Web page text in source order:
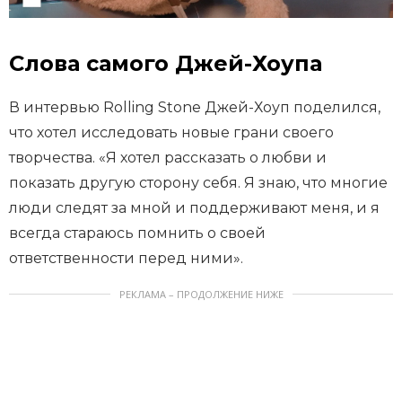
Слова самого Джей-Хоупа
В интервью Rolling Stone Джей-Хоуп поделился,
что хотел исследовать новые грани своего
творчества. «Я хотел рассказать о любви и
показать другую сторону себя. Я знаю, что многие
люди следят за мной и поддерживают меня, и я
всегда стараюсь помнить о своей
ответственности перед ними».
РЕКЛАМА – ПРОДОЛЖЕНИЕ НИЖЕ